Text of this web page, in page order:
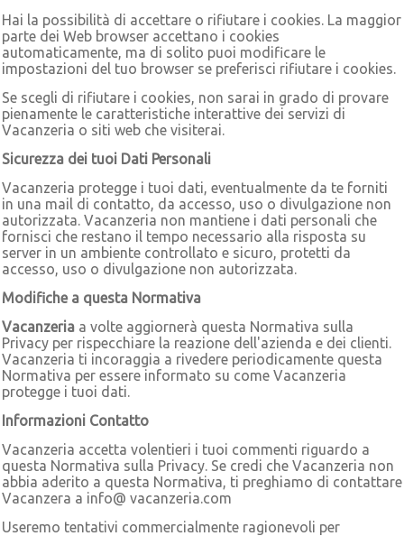
Hai la possibilità di accettare o rifiutare i cookies. La maggior
parte dei Web browser accettano i cookies
automaticamente, ma di solito puoi modificare le
impostazioni del tuo browser se preferisci rifiutare i cookies.
Se scegli di rifiutare i cookies, non sarai in grado di provare
pienamente le caratteristiche interattive dei servizi di
Vacanzeria o siti web che visiterai.
Sicurezza dei tuoi Dati Personali
Vacanzeria protegge i tuoi dati, eventualmente da te forniti
in una mail di contatto, da accesso, uso o divulgazione non
autorizzata. Vacanzeria non mantiene i dati personali che
fornisci che restano il tempo necessario alla risposta su
server in un ambiente controllato e sicuro, protetti da
accesso, uso o divulgazione non autorizzata.
Modifiche a questa Normativa
Vacanzeria a volte aggiornerà questa Normativa sulla
Privacy per rispecchiare la reazione dell'azienda e dei clienti.
Vacanzeria ti incoraggia a rivedere periodicamente questa
Normativa per essere informato su come Vacanzeria
protegge i tuoi dati.
Informazioni Contatto
Vacanzeria accetta volentieri i tuoi commenti riguardo a
questa Normativa sulla Privacy. Se credi che Vacanzeria non
abbia aderito a questa Normativa, ti preghiamo di contattare
Vacanzera a info@ vacanzeria.com
Useremo tentativi commercialmente ragionevoli per